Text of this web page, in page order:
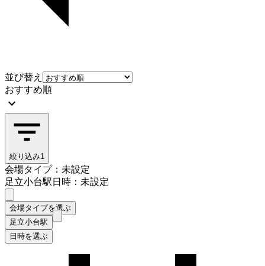
並び替え
おすすめ順
絞り込み1
会場タイプ：未設定
足立小台駅日時：未設定
会場タイプを選ぶ
足立小台駅
日時を選ぶ